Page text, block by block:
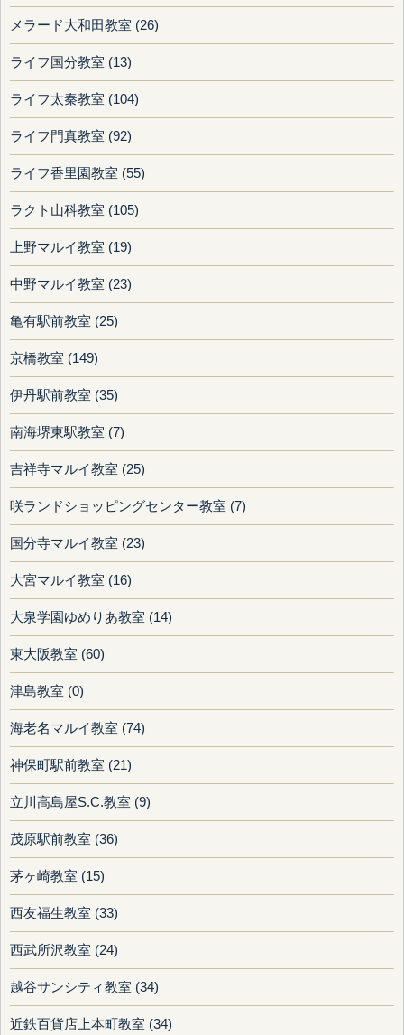
メラード大和田教室 (26)
ライフ国分教室 (13)
ライフ太秦教室 (104)
ライフ門真教室 (92)
ライフ香里園教室 (55)
ラクト山科教室 (105)
上野マルイ教室 (19)
中野マルイ教室 (23)
亀有駅前教室 (25)
京橋教室 (149)
伊丹駅前教室 (35)
南海堺東駅教室 (7)
吉祥寺マルイ教室 (25)
咲ランドショッピングセンター教室 (7)
国分寺マルイ教室 (23)
大宮マルイ教室 (16)
大泉学園ゆめりあ教室 (14)
東大阪教室 (60)
津島教室 (0)
海老名マルイ教室 (74)
神保町駅前教室 (21)
立川高島屋S.C.教室 (9)
茂原駅前教室 (36)
茅ヶ崎教室 (15)
西友福生教室 (33)
西武所沢教室 (24)
越谷サンシティ教室 (34)
近鉄百貨店上本町教室 (34)